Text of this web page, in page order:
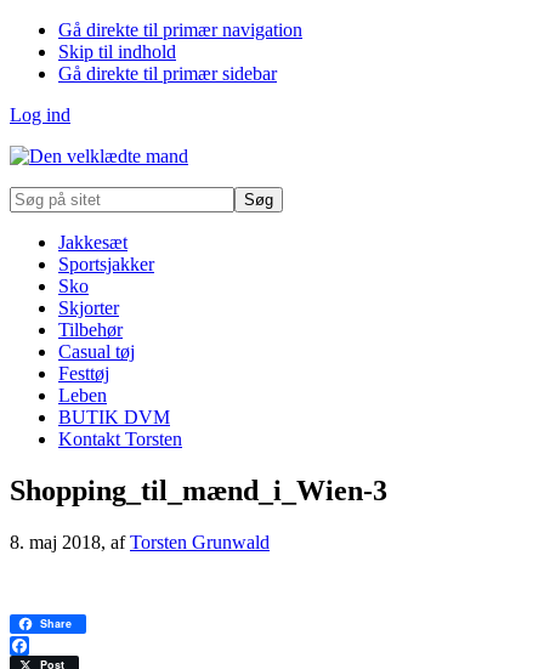
Gå direkte til primær navigation
Skip til indhold
Gå direkte til primær sidebar
Log ind
Søg
på
Jakkesæt
Sportsjakker
Sko
Skjorter
Tilbehør
Casual tøj
Festtøj
Leben
BUTIK DVM
Kontakt Torsten
Shopping_til_mænd_i_Wien-3
8. maj 2018, afTorsten Grunwald
Share
Facebook
Post